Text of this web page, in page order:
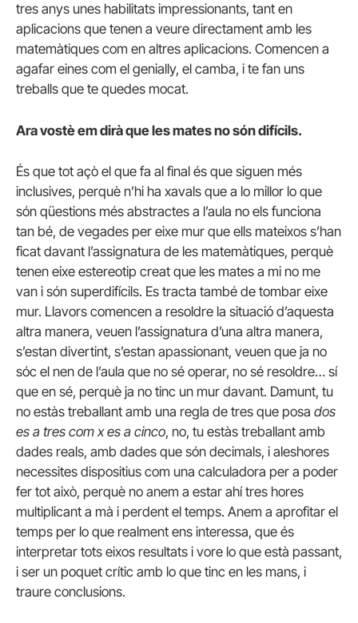
tres anys unes habilitats impressionants, tant en
aplicacions que tenen a veure directament amb les
matemàtiques com en altres aplicacions. Comencen a
agafar eines com el genially, el camba, i te fan uns
treballs que te quedes mocat.
Ara vostè em dirà que les mates no són difícils.
És que tot açò el que fa al final és que siguen més
inclusives, perquè n’hi ha xavals que a lo millor lo que
són qüestions més abstractes a l’aula no els funciona
tan bé, de vegades per eixe mur que ells mateixos s’han
ficat davant l’assignatura de les matemàtiques, perquè
tenen eixe estereotip creat que les mates a mi no me
van i són superdifícils. Es tracta també de tombar eixe
mur. Llavors comencen a resoldre la situació d’aquesta
altra manera, veuen l’assignatura d’una altra manera,
s’estan divertint, s’estan apassionant, veuen que ja no
sóc el nen de l’aula que no sé operar, no sé resoldre… sí
que en sé, perquè ja no tinc un mur davant. Damunt, tu
no estàs treballant amb una regla de tres que posa dos
es a tres com x es a cinco, no, tu estàs treballant amb
dades reals, amb dades que són decimals, i aleshores
necessites dispositius com una calculadora per a poder
fer tot això, perquè no anem a estar ahí tres hores
multiplicant a mà i perdent el temps. Anem a aprofitar el
temps per lo que realment ens interessa, que és
interpretar tots eixos resultats i vore lo que està passant,
i ser un poquet crític amb lo que tinc en les mans, i
traure conclusions.